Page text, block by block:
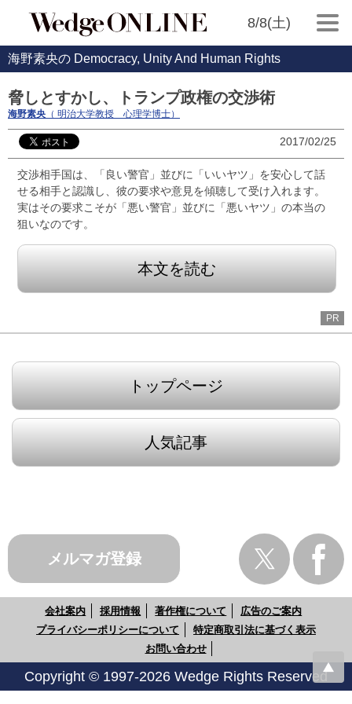
8/8(土)
海野素央の Democracy, Unity And Human Rights
脅しとすかし、トランプ政権の交渉術
海野素央 （ 明治大学教授 心理学博士）
2017/02/25
交渉相手国は、「良い警官」並びに「いいヤツ」を安心して話
せる相手と認識し、彼の要求や意見を傾聴して受け入れます。
実はその要求こそが「悪い警官」並びに「悪いヤツ」の本当の
狙いなのです。
本文を読む
PR
トップページ
人気記事
メルマガ登録
会社案内 採用情報 著作権について
広告のご案内
プライバシーポリシーについて
特定商取引法に基づく表示
お問い合わせ
Copyright © 1997-2026 Wedge Rights Reserved